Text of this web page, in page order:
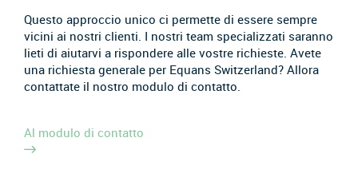
Questo approccio unico ci permette di essere sempre
vicini ai nostri clienti. I nostri team specializzati saranno
lieti di aiutarvi a rispondere alle vostre richieste. Avete
una richiesta generale per Equans Switzerland? Allora
contattate il nostro modulo di contatto.
Al modulo di contatto